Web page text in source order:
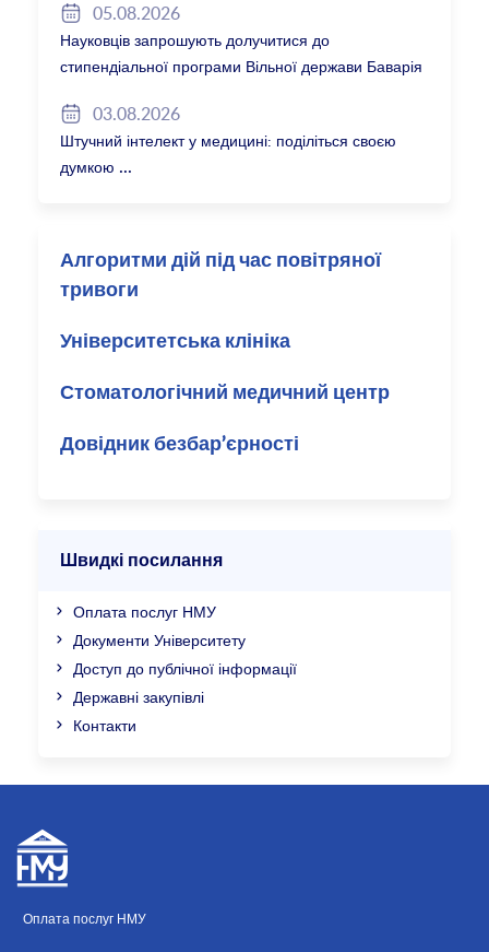
05.08.2026
Науковців запрошують долучитися до
стипендіальної програми Вільної держави Баварія
03.08.2026
Штучний інтелект у медицині: поділіться своєю
думкою
Алгоритми дій під час повітряної
тривоги
Університетська клініка
Стоматологічний медичний центр
Довідник безбар’єрності
Швидкі посилання
Оплата послуг НМУ
Документи Університету
Доступ до публічної інформації
Державні закупівлі
Контакти
Оплата послуг НМУ